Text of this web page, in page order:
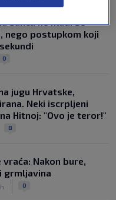
suncu ne hladi se
nego postupkom koji
0
jugu Hrvatske,
Neki iscrpljeni
Hitnoj: "Ovo je teror!"
8
Nakon bure,
grmljavina
0